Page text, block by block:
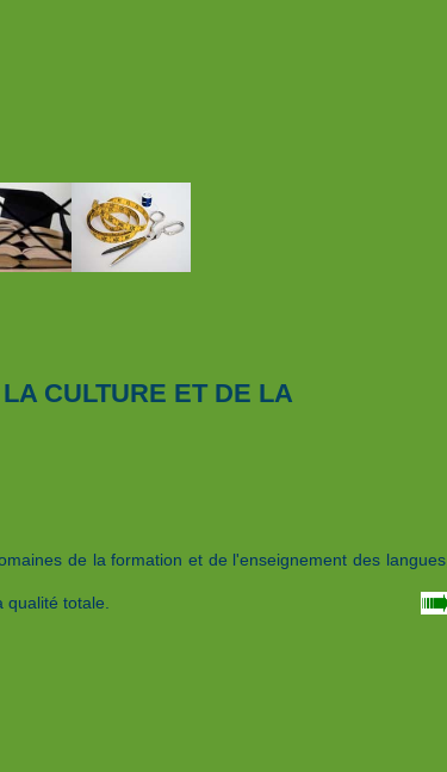
CULTURE ET DE LA
de la formation et de l'enseignement des langues,
totale.